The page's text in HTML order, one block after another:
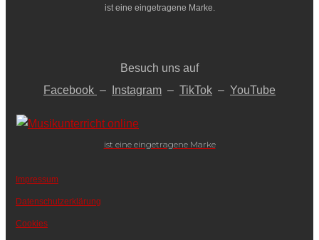
ist eine eingetragene Marke.
Besuch uns auf
Facebook – Instagram – TikTok – YouTube
ist eine eingetragene Marke
Impressum
Datenschutzerklärung
Cookies